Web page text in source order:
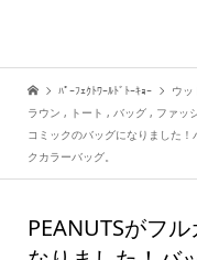
ﾊﾟｰﾌｪｸﾄﾜｰﾙﾄﾞﾄｰｷｮｰ ウッ
ラウン , トート , バッグ , ファッ
コミックのバッグになりました
クカラーバッグ。
PEANUTSがフ